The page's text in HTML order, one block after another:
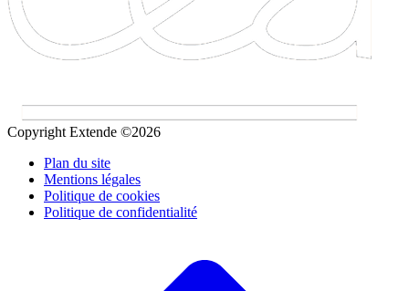
Copyright Extende ©2026
Plan du site
Mentions légales
Politique de cookies
Politique de confidentialité